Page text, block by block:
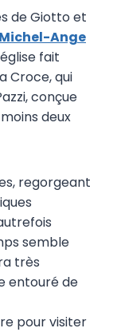
de Giotto et
Michel-Ange
fait
Croce, qui
conçue
deux
regorgeant
semble
très
entouré de
pour visiter